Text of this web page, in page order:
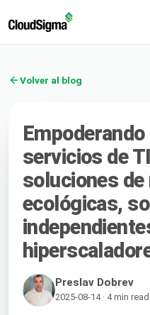
Volver al blog
servicios de
soluciones de
ecológicas,
Preslav Dobrev
2025-08-14 · 4 min read